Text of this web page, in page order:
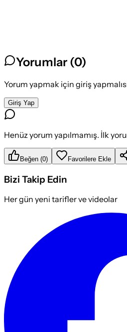
Yorumlar (0)
Yorum yapmak için giriş
Giriş Yap
Henüz yorum yapılmamış. İlk
Beğen (0) Favorilere Ekle
Bizi Takip Edin
Her gün yeni tarifler ve videolar